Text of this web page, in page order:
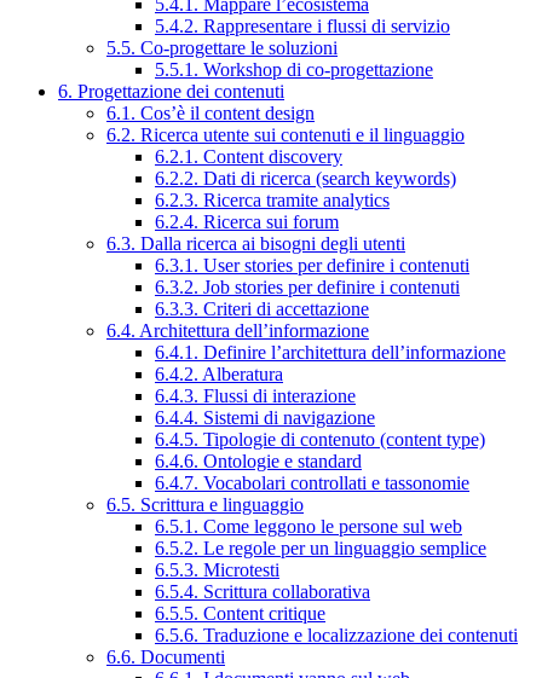
5.4.1. Mappare l’ecosistema
5.4.2. Rappresentare i flussi di servizio
5.5. Co-progettare le soluzioni
5.5.1. Workshop di co-progettazione
6. Progettazione dei contenuti
6.1. Cos’è il content design
6.2. Ricerca utente sui contenuti e il linguaggio
6.2.1. Content discovery
6.2.2. Dati di ricerca (search keywords)
6.2.3. Ricerca tramite analytics
6.2.4. Ricerca sui forum
6.3. Dalla ricerca ai bisogni degli utenti
6.3.1. User stories per definire i contenuti
6.3.2. Job stories per definire i contenuti
6.3.3. Criteri di accettazione
6.4. Architettura dell’informazione
6.4.1. Definire l’architettura dell’informazione
6.4.2. Alberatura
6.4.3. Flussi di interazione
6.4.4. Sistemi di navigazione
6.4.5. Tipologie di contenuto (content type)
6.4.6. Ontologie e standard
6.4.7. Vocabolari controllati e tassonomie
6.5. Scrittura e linguaggio
6.5.1. Come leggono le persone sul web
6.5.2. Le regole per un linguaggio semplice
6.5.3. Microtesti
6.5.4. Scrittura collaborativa
6.5.5. Content critique
6.5.6. Traduzione e localizzazione dei contenuti
6.6. Documenti